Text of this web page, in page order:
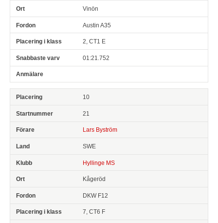
Vinön
Austin A35
2, CT1 E
01:21.752
10
21
Lars Byström
SWE
Hyllinge MS
Kågeröd
DKW F12
7, CT6 F